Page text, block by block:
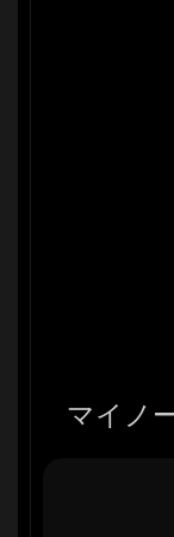
マイノ